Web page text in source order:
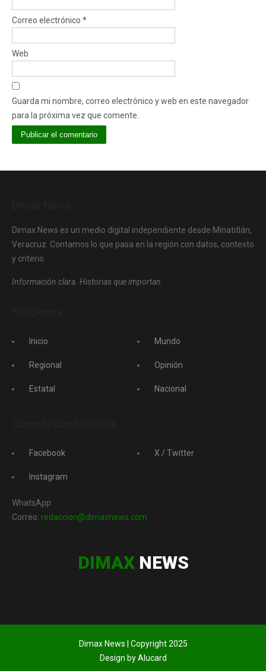
Correo electrónico *
Web
Guarda mi nombre, correo electrónico y web en este navegador
para la próxima vez que comente.
Dimax News es un medio digital independiente desde Minatitlán,
Veracruz. Contamos lo que pasa en la región con datos, contexto
y criterio.
Información clara. Historias que importan.
Inicio
Regional
Estatal
Mundo
Opinión
Nacional
Facebook
Instagram
X / Twitter
WhatsApp:
Correo: redaccion@dimaxnews.com
DIMAXNEWS
Dimax News | Copyright 2025
Design by Alucard